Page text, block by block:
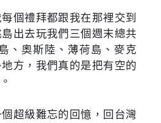
個禮拜都跟我在那裡交到
出去玩我們三個週末總共
、奧斯陸、薄荷島、麥克
方，我們真的是把有空的
超級難忘的回憶，回台灣